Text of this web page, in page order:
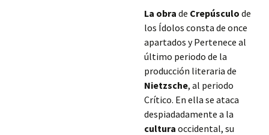
La obra de Crepúsculo de
los Ídolos consta de once
apartados y Pertenece al
último periodo de la
producción literaria de
Nietzsche, al periodo
Crítico. En ella se ataca
despiadadamente a la
cultura occidental, su